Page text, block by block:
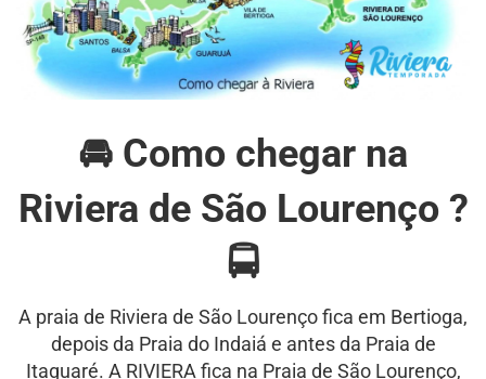
🚘 Como chegar na
Riviera de São Lourenço ?
🚍
A praia de Riviera de São Lourenço fica em Bertioga,
depois da Praia do Indaiá e antes da Praia de
Itaguaré. A RIVIERA fica na Praia de São Lourenço,